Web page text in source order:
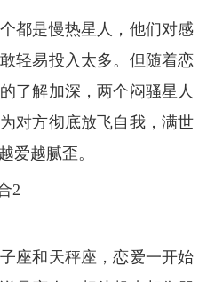
都是慢热星人，他们对感
轻易投入太多。但随着恋
了解加深，两个闷骚星人
对方彻底放飞自我，满世
爱越腻歪。
座和 天秤座 ，恋爱一开始